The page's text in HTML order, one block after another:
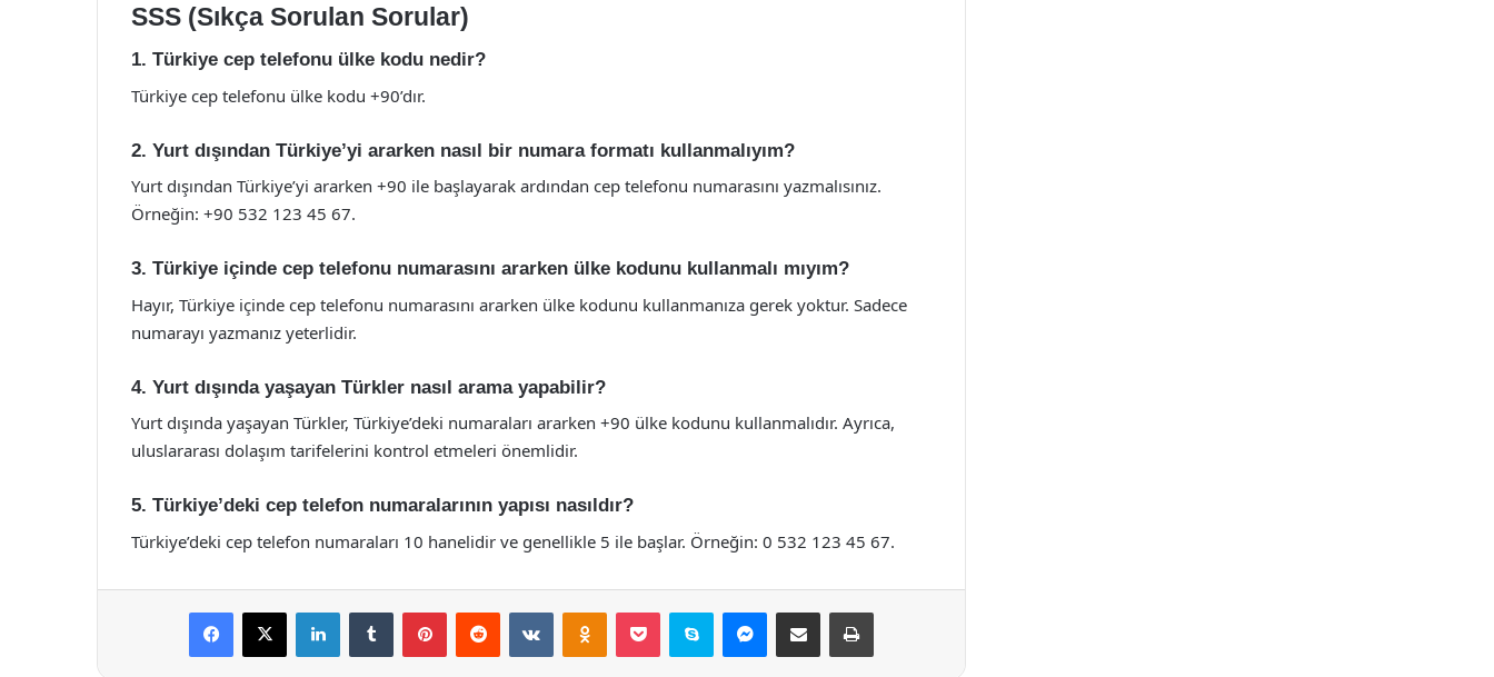
SSS (Sıkça Sorulan Sorular)
1. Türkiye cep telefonu ülke kodu nedir?
Türkiye cep telefonu ülke kodu +90’dır.
2. Yurt dışından Türkiye’yi ararken nasıl bir numara formatı kullanmalıyım?
Yurt dışından Türkiye’yi ararken +90 ile başlayarak ardından cep telefonu numarasını yazmalısınız.
Örneğin: +90 532 123 45 67.
3. Türkiye içinde cep telefonu numarasını ararken ülke kodunu kullanmalı mıyım?
Hayır, Türkiye içinde cep telefonu numarasını ararken ülke kodunu kullanmanıza gerek yoktur. Sadece
numarayı yazmanız yeterlidir.
4. Yurt dışında yaşayan Türkler nasıl arama yapabilir?
Yurt dışında yaşayan Türkler, Türkiye’deki numaraları ararken +90 ülke kodunu kullanmalıdır. Ayrıca,
uluslararası dolaşım tarifelerini kontrol etmeleri önemlidir.
5. Türkiye’deki cep telefon numaralarının yapısı nasıldır?
Türkiye’deki cep telefon numaraları 10 hanelidir ve genellikle 5 ile başlar. Örneğin: 0 532 123 45 67.
Facebook
X LinkedInTumblr PinterestReddit VKontakteOdnoklassniki
Pocket Skype Messenger
E-Posta ile paylaş Yazdır